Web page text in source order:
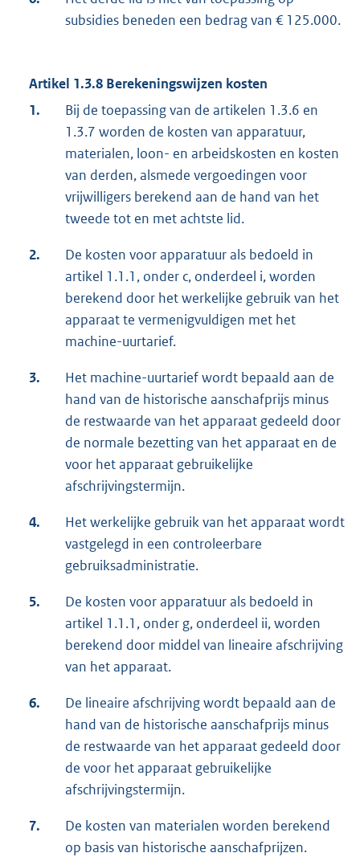
subsidies beneden een bedrag van € 125.000.
Artikel 1.3.8 Berekeningswijzen kosten
1.
Bij de toepassing van de artikelen 1.3.6 en
1.3.7 worden de kosten van apparatuur,
materialen, loon- en arbeidskosten en kosten
van derden, alsmede vergoedingen voor
vrijwilligers berekend aan de hand van het
tweede tot en met achtste lid.
2.
De kosten voor apparatuur als bedoeld in
artikel 1.1.1, onder c, onderdeel i, worden
berekend door het werkelijke gebruik van het
apparaat te vermenigvuldigen met het
machine-uurtarief.
3.
Het machine-uurtarief wordt bepaald aan de
hand van de historische aanschafprijs minus
de restwaarde van het apparaat gedeeld door
de normale bezetting van het apparaat en de
voor het apparaat gebruikelijke
afschrijvingstermijn.
4.
Het werkelijke gebruik van het apparaat wordt
vastgelegd in een controleerbare
gebruiksadministratie.
5.
De kosten voor apparatuur als bedoeld in
artikel 1.1.1, onder g, onderdeel ii, worden
berekend door middel van lineaire afschrijving
van het apparaat.
6.
De lineaire afschrijving wordt bepaald aan de
hand van de historische aanschafprijs minus
de restwaarde van het apparaat gedeeld door
de voor het apparaat gebruikelijke
afschrijvingstermijn.
7.
De kosten van materialen worden berekend
op basis van historische aanschafprijzen.